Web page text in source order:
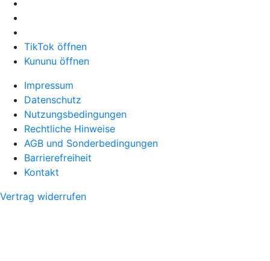
TikTok öffnen
Kununu öffnen
Impressum
Datenschutz
Nutzungsbedingungen
Rechtliche Hinweise
AGB und Sonderbedingungen
Barrierefreiheit
Kontakt
Vertrag widerrufen